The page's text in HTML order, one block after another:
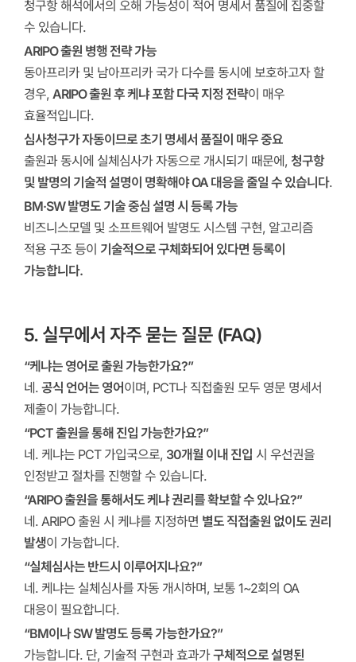
청구항 해석에서의 오해 가능성이 적어 명세서 품질에 집중할
수 있습니다.
ARIPO 출원 병행 전략 가능
동아프리카 및 남아프리카 국가 다수를 동시에 보호하고자 할
경우, ARIPO 출원 후 케냐 포함 다국 지정 전략이 매우
효율적입니다.
심사청구가 자동이므로 초기 명세서 품질이 매우 중요
출원과 동시에 실체심사가 자동으로 개시되기 때문에, 청구항
및 발명의 기술적 설명이 명확해야 OA 대응을 줄일 수 있습니다.
BM·SW 발명도 기술 중심 설명 시 등록 가능
비즈니스모델 및 소프트웨어 발명도 시스템 구현, 알고리즘
적용 구조 등이 기술적으로 구체화되어 있다면 등록이
가능합니다.
5. 실무에서 자주 묻는 질문 (FAQ)
“케냐는 영어로 출원 가능한가요?”
네. 공식 언어는 영어이며, PCT나 직접출원 모두 영문 명세서
제출이 가능합니다.
“PCT 출원을 통해 진입 가능한가요?”
네. 케냐는 PCT 가입국으로, 30개월 이내 진입 시 우선권을
인정받고 절차를 진행할 수 있습니다.
“ARIPO 출원을 통해서도 케냐 권리를 확보할 수 있나요?”
네. ARIPO 출원 시 케냐를 지정하면 별도 직접출원 없이도 권리
발생이 가능합니다.
“실체심사는 반드시 이루어지나요?”
네. 케냐는 실체심사를 자동 개시하며, 보통 1~2회의 OA
대응이 필요합니다.
“BM이나 SW 발명도 등록 가능한가요?”
가능합니다. 단, 기술적 구현과 효과가구체적으로 설명된